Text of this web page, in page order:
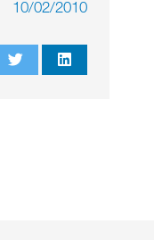
10/02/2010